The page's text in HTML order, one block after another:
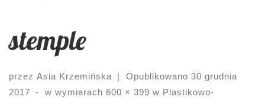
stemple
przez Asia Krzemińska | Opublikowano 30 grudnia
2017
- w wymiarach 600 × 399 w Plastikowo-